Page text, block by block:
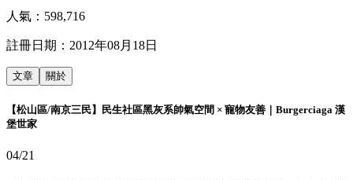
人氣： 598,716
註冊日期： 2012年08月18日
文章 關於
【松山區/南京三民】民生社區黑灰系帥氣空間 × 寵物友善｜Burgerciaga 漢
堡世家
04/21